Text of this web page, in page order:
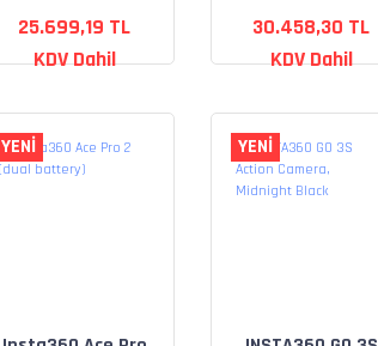
25.699,19 TL
KDV Dahil
30.458,30 TL
KDV Dahil
YENİ YENİ